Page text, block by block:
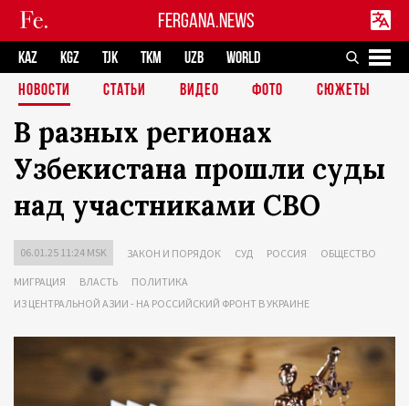
FERGANA.NEWS
KAZ KGZ TJK TKM UZB
WORLD
НОВОСТИ
СТАТЬИ ВИДЕО ФОТО СЮЖЕТЫ
В разных регионах
Узбекистана прошли суды
над участниками СВО
06.01.25 11:24 MSK ЗАКОН И ПОРЯДОК СУД РОССИЯ ОБЩЕСТВО
МИГРАЦИЯ ВЛАСТЬ
ПОЛИТИКА
ИЗ ЦЕНТРАЛЬНОЙ АЗИИ - НА РОССИЙСКИЙ ФРОНТ В УКРАИНЕ